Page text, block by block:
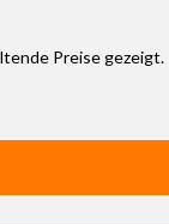
Preise gezeigt.